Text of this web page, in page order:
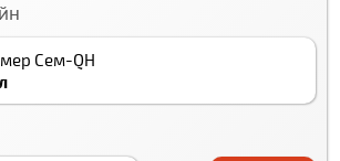
Cем-QН